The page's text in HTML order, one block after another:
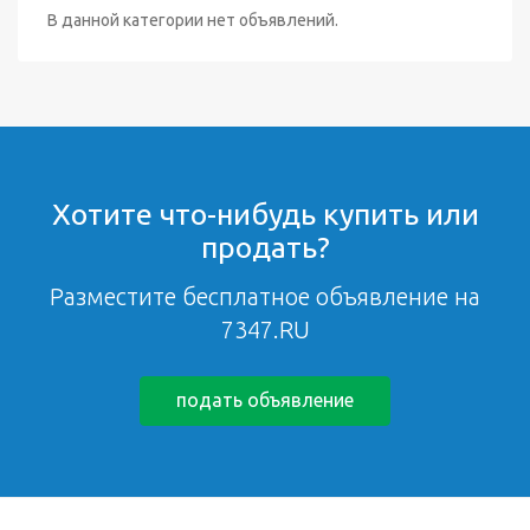
В данной категории нет объявлений.
Хотите что-нибудь купить или
продать?
Разместите бесплатное объявление на
7347.RU
подать объявление